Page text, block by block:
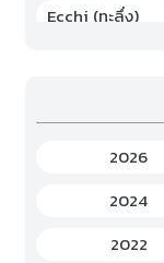
Ecchi (ทะลึ่ง)
Game (เกม)
Gourmet (อาหาร)
Hentai (เฮ็นไต)
2026
2024
2022